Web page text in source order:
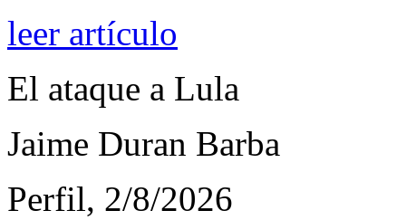
leer artículo
El ataque a Lula
Jaime Duran Barba
Perfil, 2/8/2026